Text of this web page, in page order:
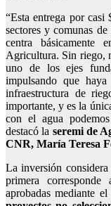
“Esta entrega por casi
sectores y comunas
centra básicamente
Agricultura. Sin riego,
uno de los ejes
impulsando que
infraestructura de
importante, y es la
con el agua
destacó la seremi de
CNR, María Teresa
La inversión
primera
aprobadas mediante el